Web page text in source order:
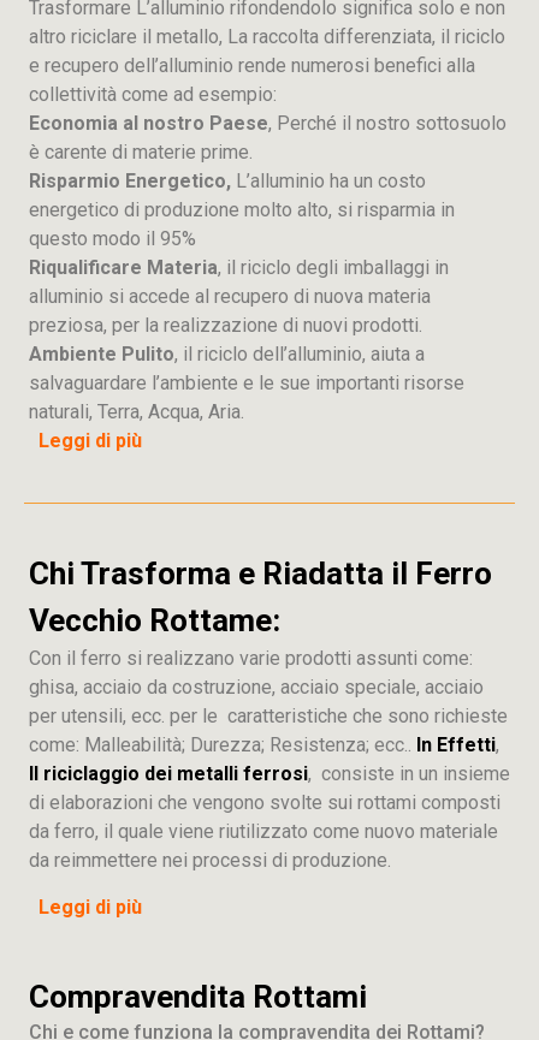
Trasformare L’alluminio rifondendolo significa solo e non
altro riciclare il metallo, La raccolta differenziata, il riciclo
e recupero dell’alluminio rende numerosi benefici alla
collettività come ad esempio:
Economia al nostro Paese, Perché il nostro sottosuolo
è carente di materie prime.
Risparmio Energetico, L’alluminio ha un costo
energetico di produzione molto alto, si risparmia in
questo modo il 95%
Riqualificare Materia, il riciclo degli imballaggi in
alluminio si accede al recupero di nuova materia
preziosa, per la realizzazione di nuovi prodotti.
Ambiente Pulito, il riciclo dell’alluminio, aiuta a
salvaguardare l’ambiente e le sue importanti risorse
naturali, Terra, Acqua, Aria.
Leggi di più
Chi Trasforma e Riadatta il Ferro
Vecchio Rottame:
Con il ferro si realizzano varie prodotti assunti come:
ghisa, acciaio da costruzione, acciaio speciale, acciaio
per utensili, ecc. per le caratteristiche che sono richieste
come: Malleabilità; Durezza; Resistenza; ecc.. In Effetti,
Il riciclaggio dei metalli ferrosi, consiste in un insieme
di elaborazioni che vengono svolte sui rottami composti
da ferro, il quale viene riutilizzato come nuovo materiale
da reimmettere nei processi di produzione.
Leggi di più
Compravendita Rottami
Chi e come funziona la compravendita dei Rottami?